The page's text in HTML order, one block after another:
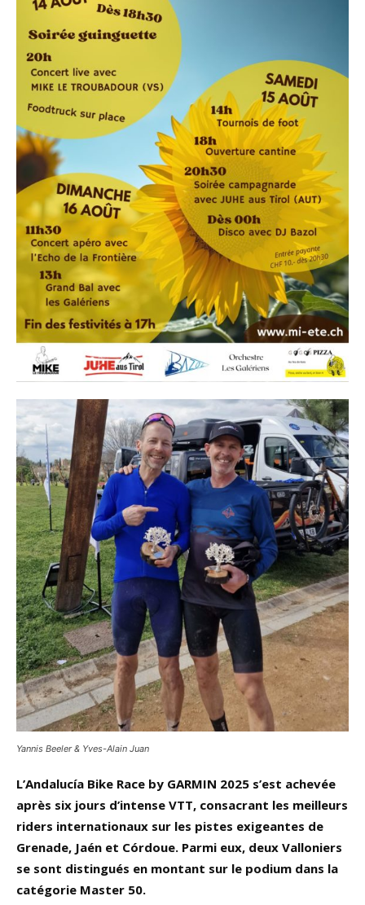
Yannis Beeler & Yves-Alain Juan
L’Andalucía Bike Race by GARMIN 2025 s’est achevée
après six jours d’intense VTT, consacrant les meilleurs
riders internationaux sur les pistes exigeantes de
Grenade, Jaén et Córdoue. Parmi eux, deux Valloniers
se sont distingués en montant sur le podium dans la
catégorie Master 50.